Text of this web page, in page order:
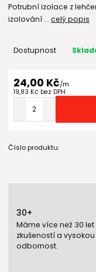
Potrubní izolace z
izolování ... celý popis
Dostupnost
24,00 Kč/m
19,83 Kč bez DPH
Číslo produktu:
30+
Máme více než 30 let
zkušeností a vysokou
odbornost.